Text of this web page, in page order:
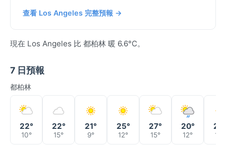
查看 Los Angeles 完整預報 →
現在 Los Angeles 比 都柏林 暖 6.6°C。
7 日預報
都柏林
22°
10°
22°
15°
21°
9°
25°
12°
27°
15°
20°
12° 10°